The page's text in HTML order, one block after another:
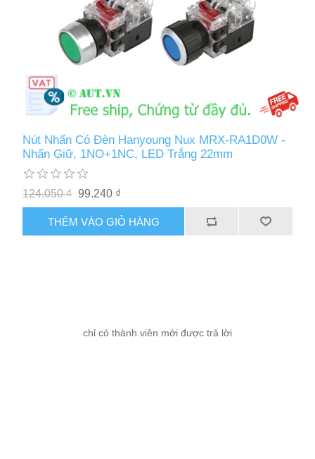
Nút Nhấn Có Đèn Hanyoung Nux MRX-RA1D0W -
Nhấn Giữ, 1NO+1NC, LED Trắng 22mm
124.050 ₫ 99.240 ₫
THÊM VÀO GIỎ HÀNG
chỉ có thành viên mới được trả lời